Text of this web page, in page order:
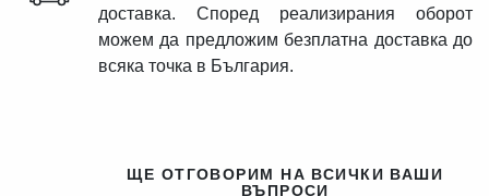
доставка. Според реализирания оборот
можем да предложим безплатна доставка до
всяка точка в България.
ЩЕ ОТГОВОРИМ НА ВСИЧКИ ВАШИ
ВЪПРОСИ